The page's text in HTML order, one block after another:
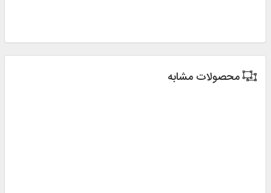
محصولات مشابه